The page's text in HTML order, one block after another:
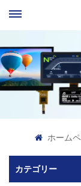
ホーム
カテゴリー